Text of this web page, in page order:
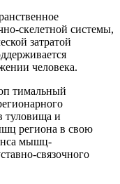
скелетной системы,
затратой
человека.
тимальный
туловища и
региона в свою
мышц-
связочного